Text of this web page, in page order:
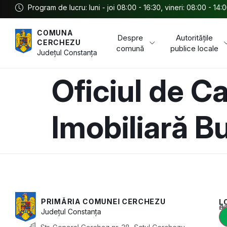
Program de lucru: luni - joi 08:00 - 16:30, vineri: 08:00 -
COMUNA
CERCHEZU
JudețulConstanța
Despre
comună
Autoritățile
publice locale
Oficiul de
Imobiliară
PRIMĂRIA COMUNEI CERCHEZU
JudețulConstanța
Acest